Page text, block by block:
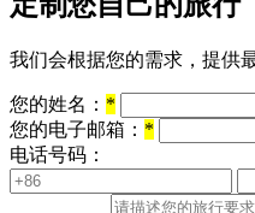
我们会根据您的需求，提供
您的姓名： *
您的电子邮箱： *
电话号码：